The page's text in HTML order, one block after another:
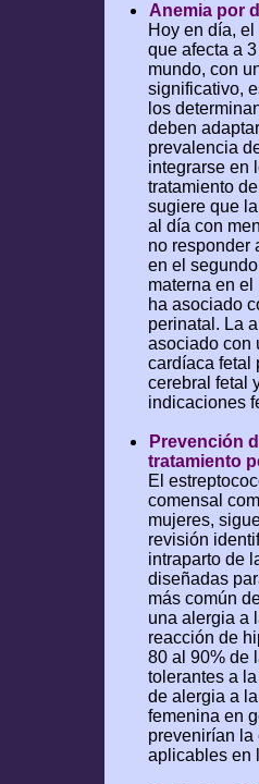
Anemia por
Hoy en día,
que afecta a
mundo, con
significativo,
los
deben
prevalencia
integrarse en
tratamiento
sugiere que
al día con
no responder
en el
materna en
ha asociado
perinatal. La
asociado con
cardíaca fetal
cerebral fetal
indicaciones
Prevención
tratamiento
El
comensal
mujeres,
revisión
intraparto de
diseñadas
más común
una alergia a
reacción de
80 al 90% de
tolerantes a
de alergia a
femenina en
prevenirían la
aplicables en